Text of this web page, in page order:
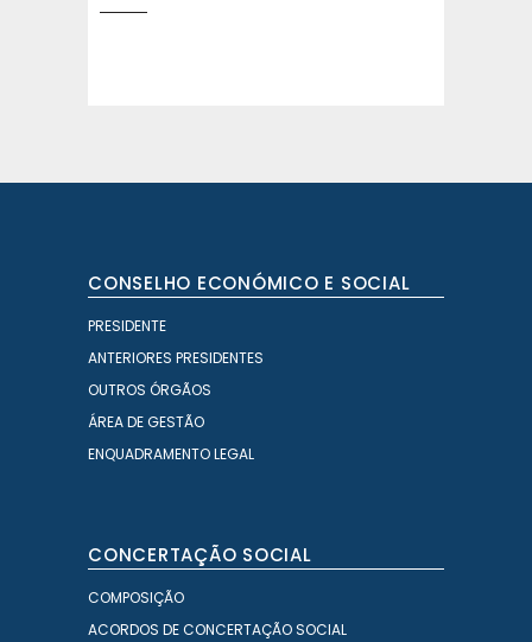
CONSELHO ECONÓMICO E SOCIAL
PRESIDENTE
ANTERIORES PRESIDENTES
OUTROS ÓRGÃOS
ÁREA DE GESTÃO
ENQUADRAMENTO LEGAL
CONCERTAÇÃO SOCIAL
COMPOSIÇÃO
ACORDOS DE CONCERTAÇÃO SOCIAL